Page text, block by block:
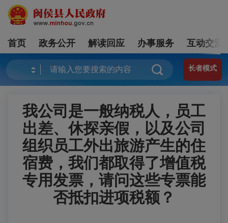
首页 政务公开 解读回应 办事服务 互动交流
长者模式
我公司是一般纳税人，员工
出差、休探亲假，以及公司
组织员工外出旅游产生的住
宿费，我们都取得了增值税
专用发票，请问这些专票能
否抵扣进项税额？